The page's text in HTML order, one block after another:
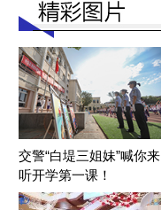
交警“白堤三姐妹”喊你来
听开学第一课！